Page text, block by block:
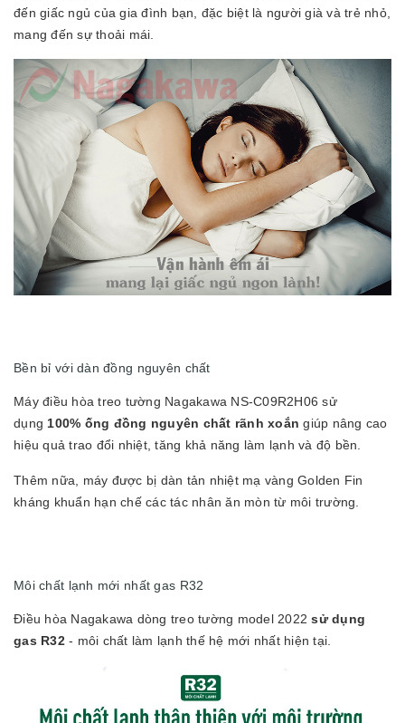
đến giấc ngủ của gia đình bạn, đặc biệt là người già và trẻ nhỏ,
mang đến sự thoải mái.
Bền bỉ với dàn đồng nguyên chất
Máy điều hòa treo tường Nagakawa NS-C09R2H06 sử
dụng 100% ống đồng nguyên chất rãnh xoắn giúp nâng cao
hiệu quả trao đổi nhiệt, tăng khả năng làm lạnh và độ bền.
Thêm nữa, máy được bị dàn tản nhiệt mạ vàng Golden Fin
kháng khuẩn hạn chế các tác nhân ăn mòn từ môi trường.
Môi chất lạnh mới nhất gas R32
Điều hòa Nagakawa dòng treo tường model 2022sử dụng
gas R32- môi chất làm lạnh thế hệ mới nhất hiện tại.